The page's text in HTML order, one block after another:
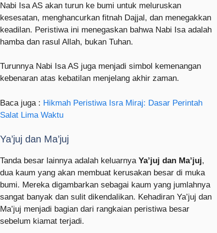
Nabi Isa AS akan turun ke bumi untuk meluruskan
kesesatan, menghancurkan fitnah Dajjal, dan menegakkan
keadilan. Peristiwa ini menegaskan bahwa Nabi Isa adalah
hamba dan rasul Allah, bukan Tuhan.
Turunnya Nabi Isa AS juga menjadi simbol kemenangan
kebenaran atas kebatilan menjelang akhir zaman.
Baca juga : Hikmah Peristiwa Isra Miraj: Dasar Perintah
Salat Lima Waktu
Ya’juj dan Ma’juj
Tanda besar lainnya adalah keluarnya Ya’juj dan Ma’juj,
dua kaum yang akan membuat kerusakan besar di muka
bumi. Mereka digambarkan sebagai kaum yang jumlahnya
sangat banyak dan sulit dikendalikan. Kehadiran Ya’juj dan
Ma’juj menjadi bagian dari rangkaian peristiwa besar
sebelum kiamat terjadi.